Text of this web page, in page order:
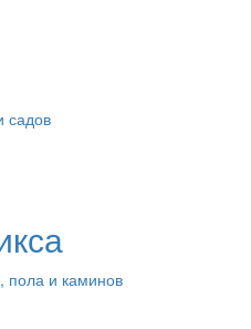
садов
пола и каминов